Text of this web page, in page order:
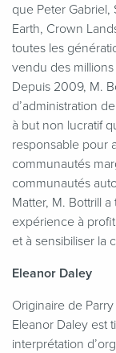
que Peter Gabriel,
Earth, Crown
toutes les
vendu des
Depuis 2009, M.
d’administration
à but non lucratif
responsable pour
communautés
communautés
Matter, M. Bottrill
expérience à
et à sensibiliser la
Eleanor Daley
Originaire de
Eleanor Daley est
interprétation